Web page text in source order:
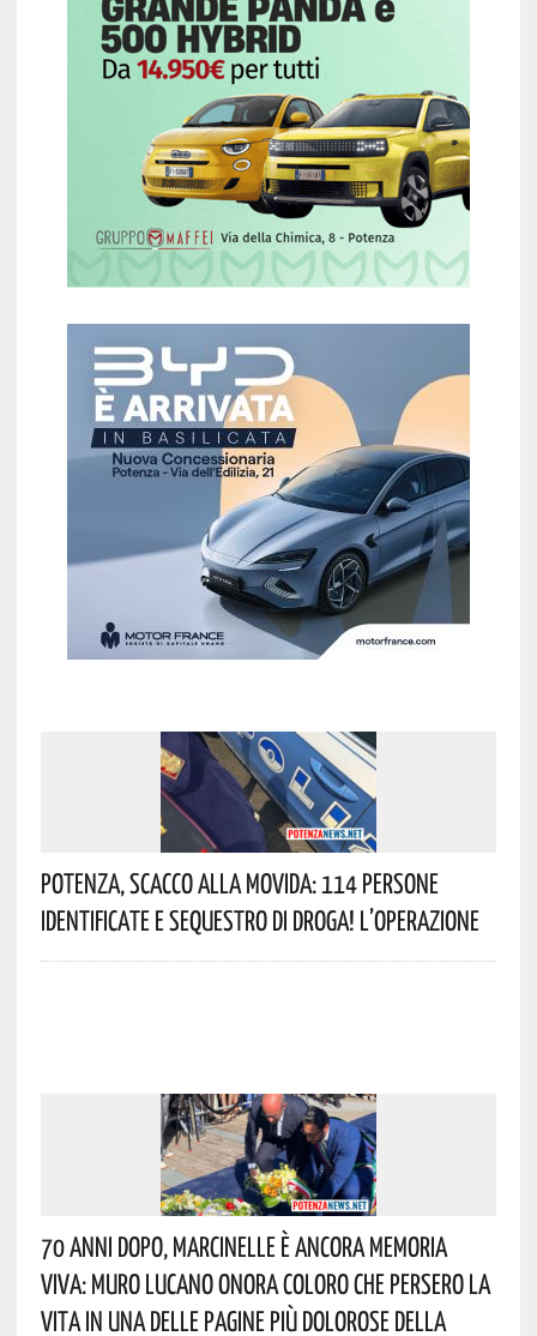
Potenza, Scacco Alla Movida: 114 Persone
Identificate E Sequestro Di Droga! L’operazione
70 Anni Dopo, Marcinelle È Ancora Memoria
Viva: Muro Lucano Onora Coloro Che Persero La
Vita In Una Delle Pagine Più Dolorose Della